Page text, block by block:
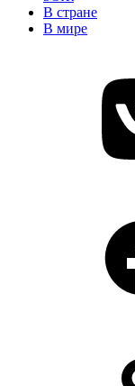
В стране
В мире